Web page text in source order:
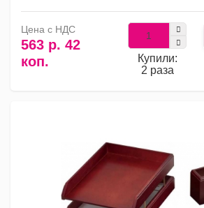
Цена с НДС
563 р. 42
коп.
Купили:
2 раза